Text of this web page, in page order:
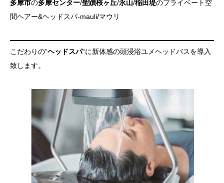
多摩市の多摩センター/聖蹟桜ヶ丘/永山/稲田堤のプライベート空
間ヘアー&ヘッドスパ-mauli/マウリ
こだわりの”ヘッドスパ“に新体感の頭浸浴ユメヘッドバスを導入
致します。